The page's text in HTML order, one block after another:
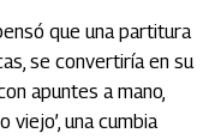
que una partitura
se convertiría en su
apuntes a mano,
una cumbia